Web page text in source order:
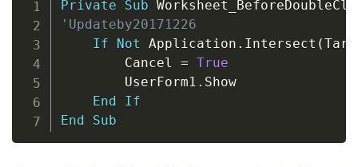
Private Sub
'Updateby20171226
If
Not Application . Intersect (
        Cancel
= True
        UserForm1
. Show
End
If
End
Sub